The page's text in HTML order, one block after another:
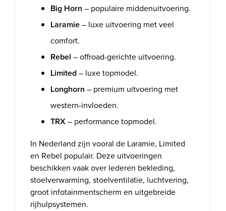
Big Horn – populaire middenuitvoering.
Laramie– luxe uitvoering met veel
comfort.
Rebel – offroad-gerichte uitvoering.
Limited– luxe topmodel.
Longhorn – premium uitvoering met
western-invloeden.
TRX– performance topmodel.
In Nederland zijn vooral de Laramie, Limited
en Rebel populair. Deze uitvoeringen
beschikken vaak over lederen bekleding,
stoelverwarming, stoelventilatie, luchtvering,
groot infotainmentscherm en uitgebreide
rijhulpsystemen.